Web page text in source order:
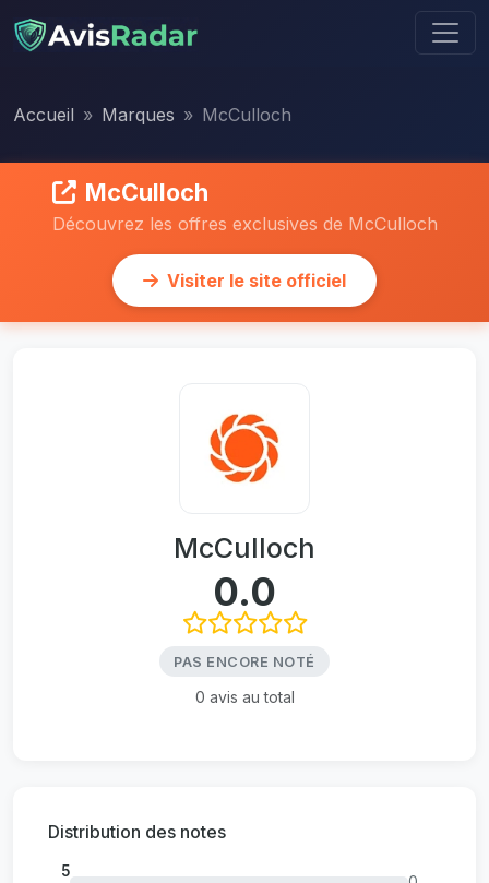
Accueil Marques McCulloch
McCulloch
Découvrez les offres exclusives de McCulloch
Visiter le site officiel
McCulloch
0.0
PAS ENCORE NOTÉ
0 avis au total
Distribution des notes
5